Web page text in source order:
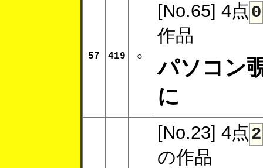
57 419 ○
[No.65] 4点 0
作品
パソコン
に
[No.23] 4点 2
の作品